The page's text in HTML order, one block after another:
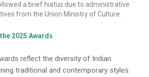
a brief hiatus due to administrative
from the Union Ministry of Culture.
2025 Awards
reflect the diversity of Indian
traditional and contemporary styles.